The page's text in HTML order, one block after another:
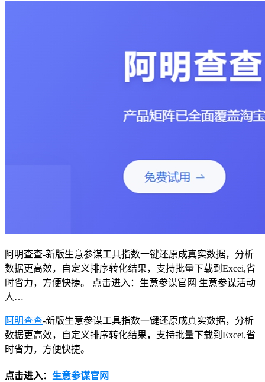
阿明查查-新版生意参谋工具指数一键还原成真实数据，分析
数据更高效，自定义排序转化结果，支持批量下载到Excei,省
时省力，方便快捷。 点击进入：生意参谋官网 生意参谋活动
人…
阿明查查-新版生意参谋工具指数一键还原成真实数据，分析
数据更高效，自定义排序转化结果，支持批量下载到Excei,省
时省力，方便快捷。
点击进入： 生意参谋官网